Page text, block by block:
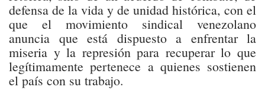
defensa de la vida y de unidad histórica, con el
que el movimiento sindical venezolano
anuncia que está dispuesto a enfrentar la
miseria y la represión para recuperar lo que
legítimamente pertenece a quienes sostienen
el país con su trabajo.